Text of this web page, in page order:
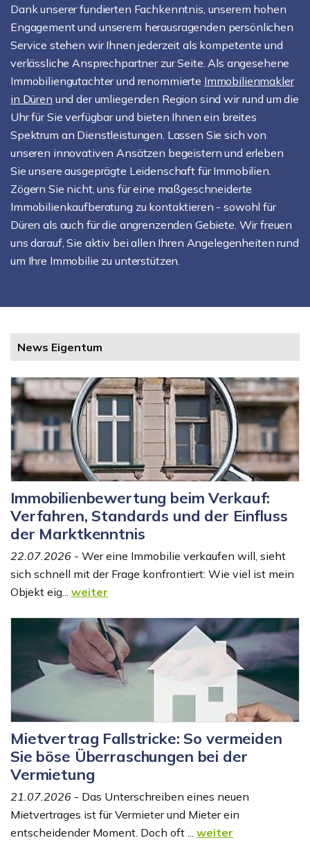
Dank unserer fundierten Fachkenntnis, unserem hohen
Engagement und unserem herausragenden persönlichen
Service stehen wir Ihnen jederzeit als kompetente und
verlässliche Ansprechpartner zur Seite. Als angesehene
Immobiliengutachter und renommierte Immobilienmakler
in Düren und der umliegenden Region sind wir rund um die
Uhr für Sie verfügbar und bieten Ihnen ein breites
Spektrum an Dienstleistungen. Lassen Sie sich von
unseren innovativen Ansätzen begeistern und erleben
Sie unsere ausgeprägte Leidenschaft für Immobilien.
Zögern Sie nicht, uns für eine maßgeschneiderte
Immobilienkaufberatung zu kontaktieren - sowohl für
Düren als auch für die angrenzenden Gebiete. Wir freuen
uns darauf, Sie aktiv bei allen Ihren Angelegenheiten rund
um Ihre Immobilie zu unterstützen.
News Eigentum
Immobilienbewertung beim Verkauf:
Verfahren, Standards und der Einfluss
der Marktkenntnis
22.07.2026 - Wer eine Immobilie verkaufen will, sieht
sich schnell mit der Frage konfrontiert: Wie viel ist mein
Objekt eig... weiter
Mietvertrag Fallstricke: So vermeiden
Sie böse Überraschungen bei der
Vermietung
21.07.2026 - Das Unterschreiben eines neuen
Mietvertrages ist für Vermieter und Mieter ein
entscheidender Moment. Doch oft ... weiter